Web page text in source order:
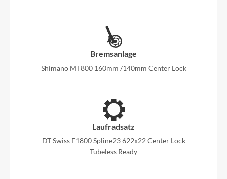
Bremsanlage
Shimano MT800 160mm /140mm Center Lock
Laufradsatz
DT Swiss E1800 Spline23 622x22 Center Lock
Tubeless Ready